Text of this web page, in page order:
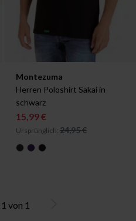
Verfügbar in:
Montezuma
Herren Poloshirt Sakai in
schwarz
15,99 €
Ursprünglich: 24,95 €
1 von 1